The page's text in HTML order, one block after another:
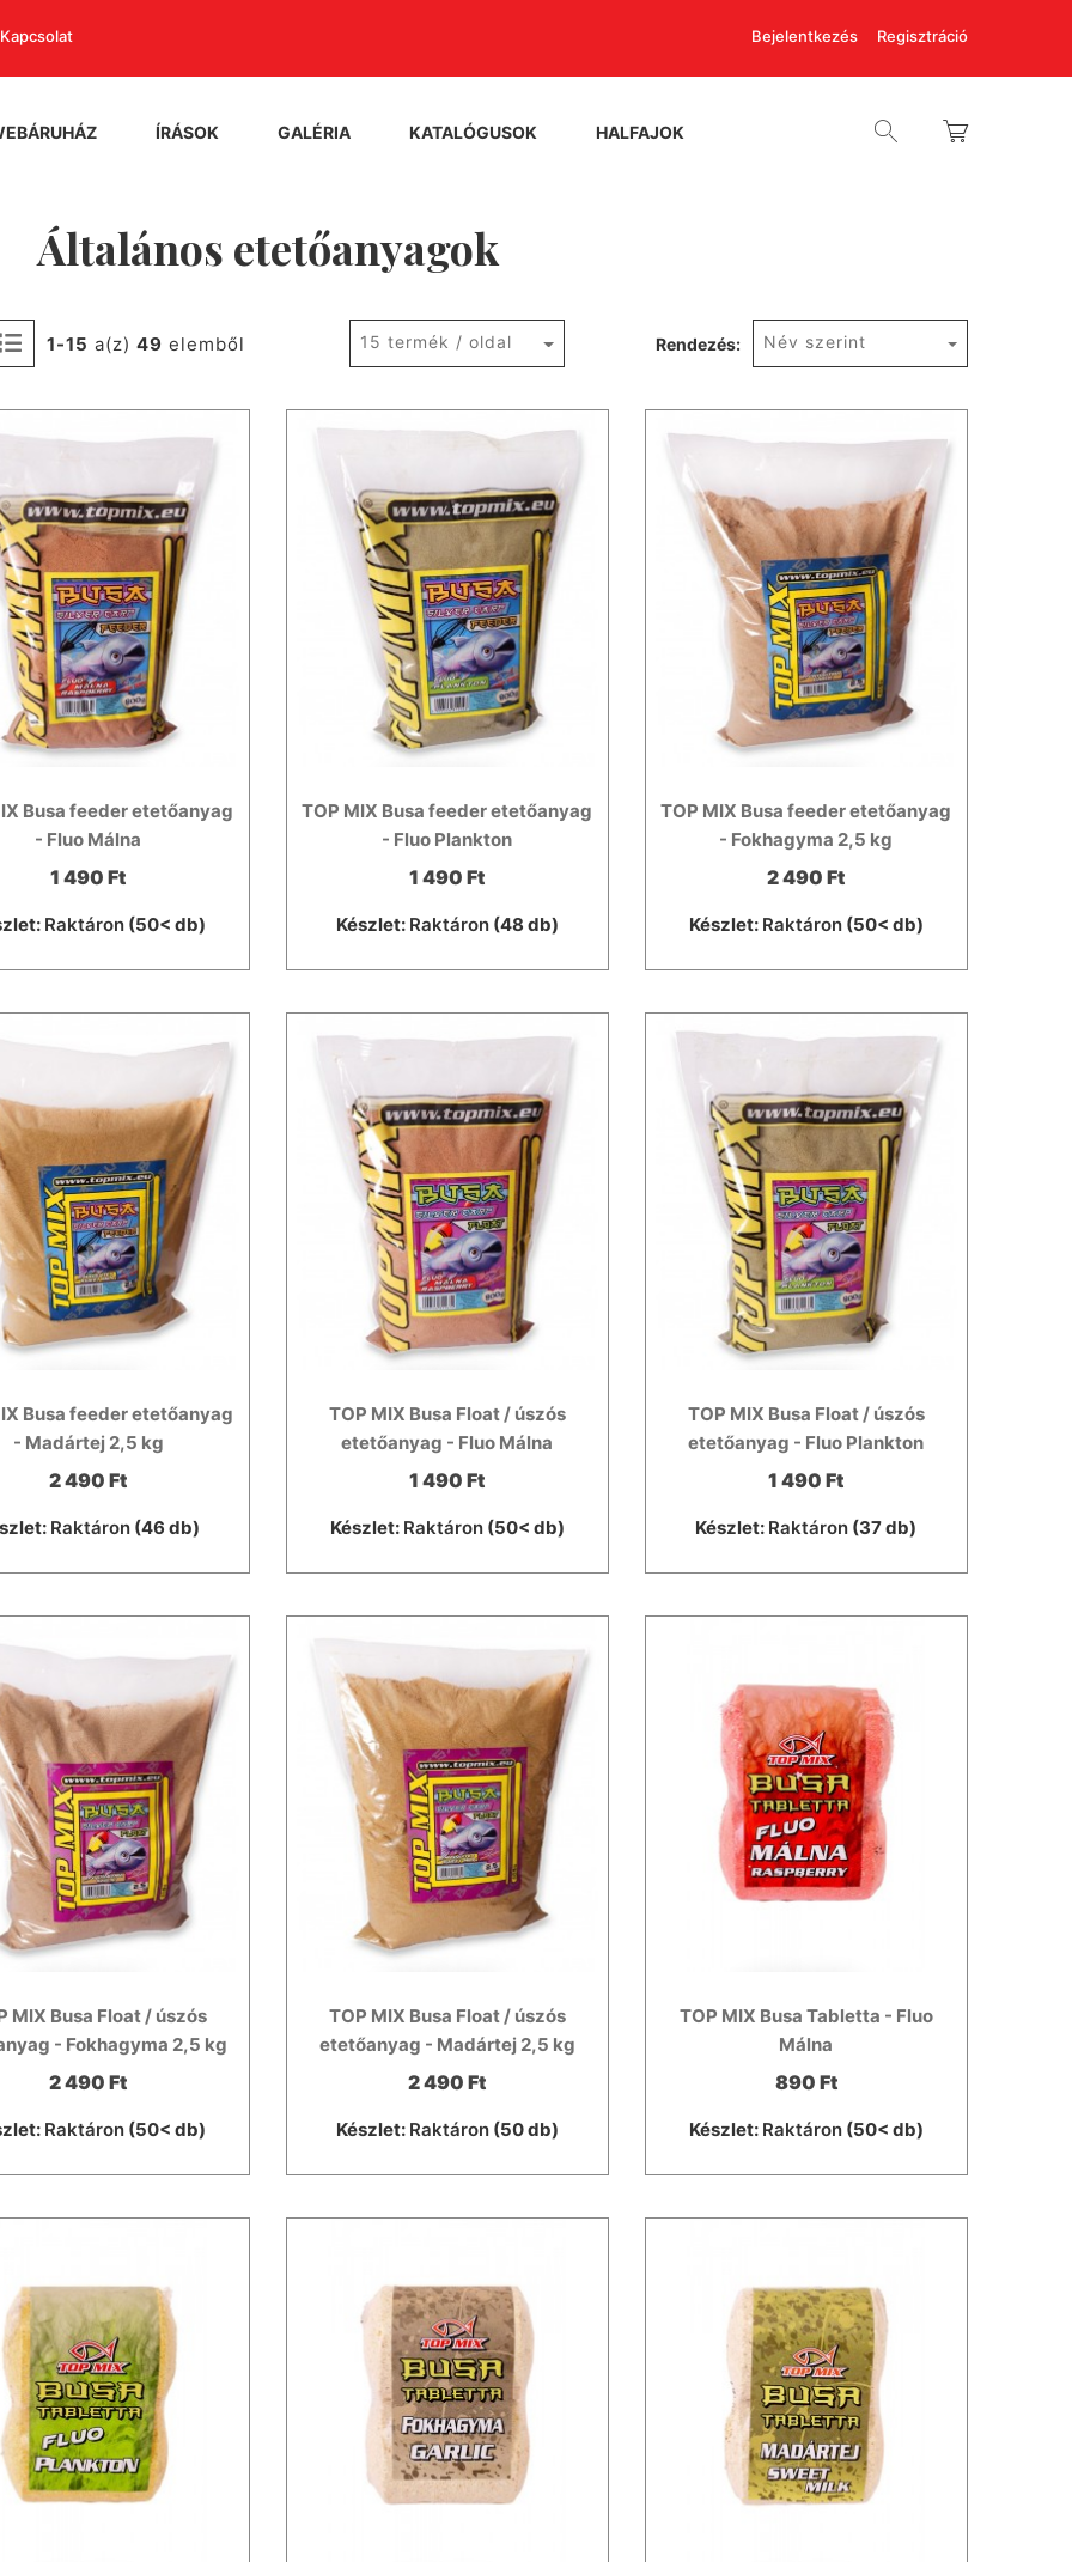
Kapcsolat Bejelentkezés Regisztráció
ÍRÁSOK GALÉRIA KATALÓGUSOK HALFAJOK
Általános etetőanyagok
1-15 a(z) 49 elemből 15 termék / oldal Rendezés: Név szerint
Busa feeder etetőanyag
- Fluo Málna
1 490 Ft
Raktáron(50< db)
TOP MIX Busa feeder etetőanyag
- Fluo Plankton
1 490 Ft
Készlet: Raktáron(48 db)
TOP MIX Busa feeder etetőanyag
- Fokhagyma 2,5 kg
2 490 Ft
Készlet: Raktáron(50< db)
Busa feeder etetőanyag
- Madártej 2,5 kg
2 490 Ft
Raktáron(46 db)
TOP MIX Busa Float / úszós
etetőanyag - Fluo Málna
1 490 Ft
Készlet: Raktáron(50< db)
TOP MIX Busa Float / úszós
etetőanyag - Fluo Plankton
1 490 Ft
Készlet: Raktáron (37 db)
MIX Busa Float / úszós
- Fokhagyma 2,5 kg
2 490 Ft
Raktáron(50< db)
TOP MIX Busa Float / úszós
etetőanyag - Madártej 2,5 kg
2 490 Ft
Készlet: Raktáron(50 db)
TOP MIX Busa Tabletta - Fluo
Málna
890 Ft
Készlet: Raktáron(50< db)